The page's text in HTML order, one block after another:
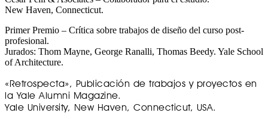
New Haven, Connecticut.
Primer Premio – Crítica sobre trabajos de diseño del curso post-
profesional.
Jurados: Thom Mayne, George Ranalli, Thomas Beedy. Yale School
of Architecture.
«Retrospecta», Publicación de trabajos y proyectos en
la Yale Alumni Magazine.
Yale University, New Haven, Connecticut, USA.